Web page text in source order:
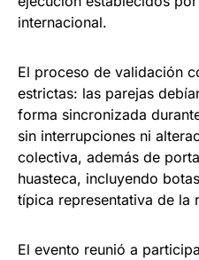
internacional.
El proceso de validación
estrictas: las parejas
forma sincronizada
sin interrupciones ni
colectiva, además de
huasteca, incluyendo
típica representativa de la
El evento reunió a